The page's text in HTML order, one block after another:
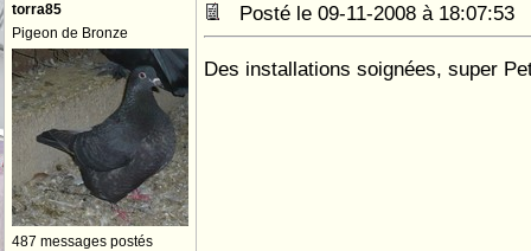
torra85
Pigeon de Bronze
487 messages postés
Posté le 09-11-2008 à 18:07:53
Des installations soignées, super